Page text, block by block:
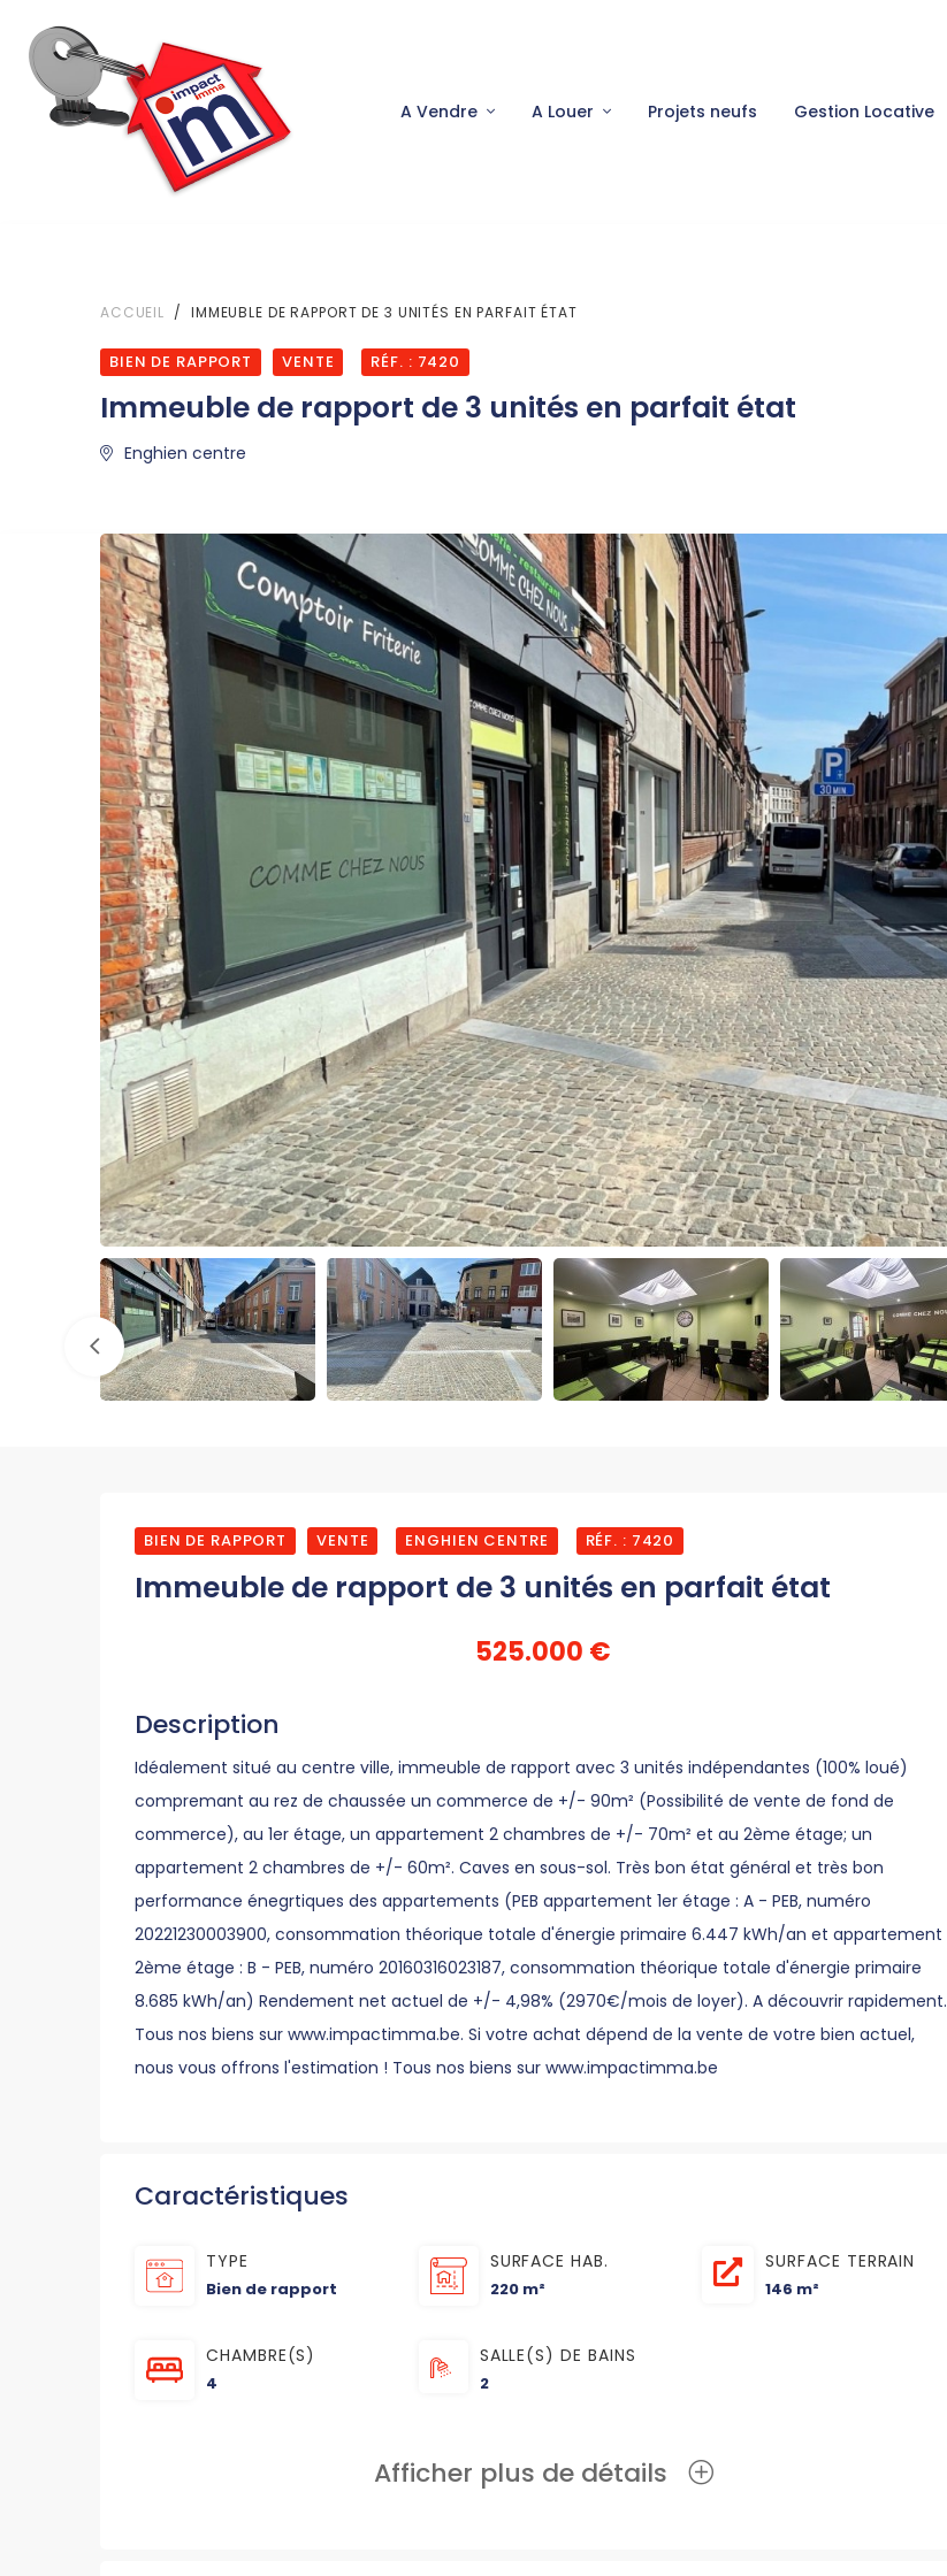
A Vendre A Louer Projets neufs Gestion Locative
ACCUEIL IMMEUBLE DE RAPPORT DE 3 UNITÉS EN PARFAIT ÉTAT
BIEN DE RAPPORT VENTE RÉF. : 7420
Immeuble de rapport de 3 unités en parfait état
Enghien centre
BIEN DE RAPPORT VENTE ENGHIEN CENTRE RÉF. : 7420
Immeuble de rapport de 3 unités en parfait état
525.000 €
Description
Idéalement situé au centre ville, immeuble de rapport avec 3 unités indépendantes (100% loué)
compremant au rez de chaussée un commerce de +/- 90m² (Possibilité de vente de fond de
commerce), au 1er étage, un appartement 2 chambres de +/- 70m² et au 2ème étage; un
appartement 2 chambres de +/- 60m². Caves en sous-sol. Très bon état général et très bon
performance énegrtiques des appartements (PEB appartement 1er étage : A - PEB, numéro
20221230003900, consommation théorique totale d'énergie primaire 6.447 kWh/an et appartement
2ème étage : B - PEB, numéro 20160316023187, consommation théorique totale d'énergie primaire
8.685 kWh/an) Rendement net actuel de +/- 4,98% (2970€/mois de loyer). A découvrir rapidement.
Tous nos biens sur www.impactimma.be. Si votre achat dépend de la vente de votre bien actuel,
nous vous offrons l'estimation ! Tous nos biens sur www.impactimma.be
Caractéristiques
TYPE
Bien de rapport
SURFACE HAB.
220 m²
SURFACE TERRAIN
146 m²
CHAMBRE(S)
4
SALLE(S) DE BAINS
2
Afficher plus de détails